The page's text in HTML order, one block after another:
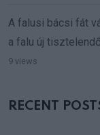
A falusi bácsi fát
a falu új
9 views
RECENT